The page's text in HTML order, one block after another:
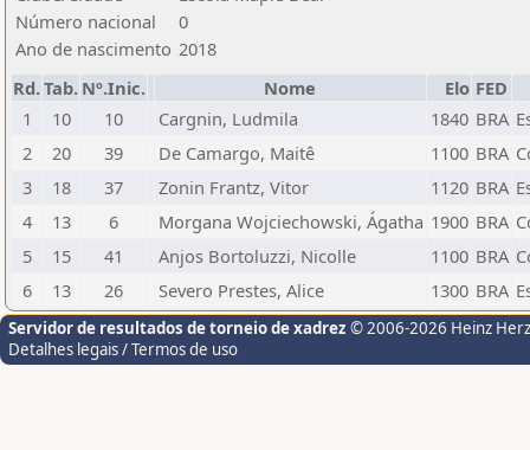
Número nacional
0
Ano de nascimento 2018
Rd.Tab. Nº.Inic. Nome Elo FED
1
10 10 Cargnin, Ludmila 1840 BRA
2
20 39 De Camargo, Maitê 1100 BRA
3
18 37 Zonin Frantz, Vitor 1120 BRA
4
13 6 Morgana Wojciechowski, Ágatha 1900 BRA
5
15 41 Anjos Bortoluzzi, Nicolle 1100 BRA
6
13 26 Severo Prestes, Alice 1300 BRA
Servidor de resultados de torneio de xadrez © 2006-2026 Heinz
Detalhes legais / Termos de uso